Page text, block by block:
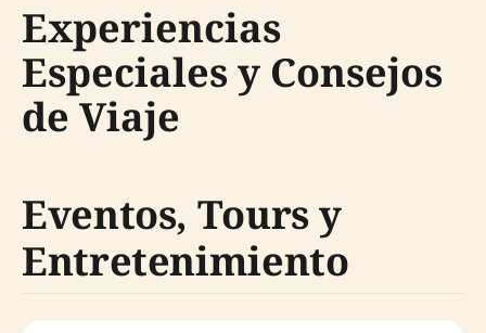
Experiencias
Especiales y Consejos
de Viaje
Eventos, Tours y
Entretenimiento